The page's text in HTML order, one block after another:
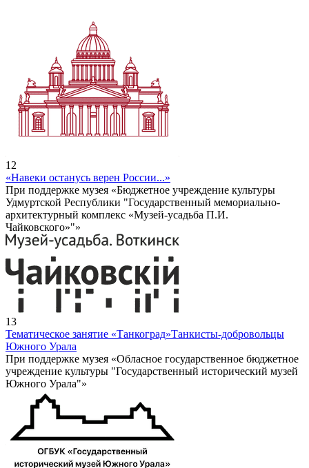
12
«Навеки останусь верен России...»
При поддержке музея «Бюджетное учреждение культуры
Удмуртской Республики "Государственный мемориально-
архитектурный комплекс «Музей-усадьба П.И.
Чайковского»"»
13
Тематическое занятие «Танкоград»Танкисты-добровольцы
Южного Урала
При поддержке музея «Обласное государственное бюджетное
учреждение культуры "Государственный исторический музей
Южного Урала"»